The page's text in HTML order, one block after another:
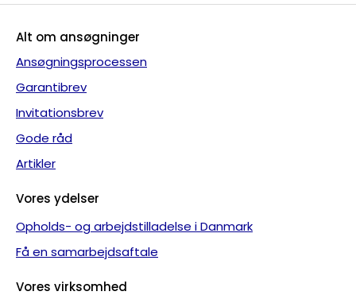
Alt om ansøgninger
Ansøgningsprocessen
Garantibrev
Invitationsbrev
Gode råd
Artikler
Vores ydelser
Opholds- og arbejdstilladelse i Danmark
Få en samarbejdsaftale
Vores virksomhed